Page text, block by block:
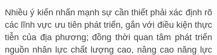
Nhiều ý kiến nhấn mạnh sự cần thiết phải xác định rõ
các lĩnh vực ưu tiên phát triển, gắn với điều kiện thực
tiễn của địa phương; đồng thời quan tâm phát triển
nguồn nhân lực chất lượng cao, nâng cao năng lực